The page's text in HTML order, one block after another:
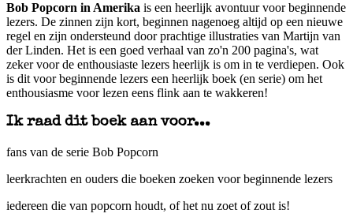
Bob Popcorn in Amerika is een heerlijk avontuur voor beginnende
lezers. De zinnen zijn kort, beginnen nagenoeg altijd op een nieuwe
regel en zijn ondersteund door prachtige illustraties van Martijn van
der Linden. Het is een goed verhaal van zo'n 200 pagina's, wat
zeker voor de enthousiaste lezers heerlijk is om in te verdiepen. Ook
is dit voor beginnende lezers een heerlijk boek (en serie) om het
enthousiasme voor lezen eens flink aan te wakkeren!
Ik raad dit boek aan voor...
fans van de serie Bob Popcorn
leerkrachten en ouders die boeken zoeken voor beginnende lezers
iedereen die van popcorn houdt, of het nu zoet of zout is!